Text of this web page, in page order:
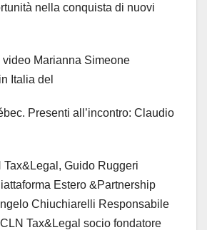
nella conquista di nuovi
video Marianna Simeone
Italia del
Presenti all’incontro: Claudio
Tax&Legal, Guido Ruggeri
Estero &Partnership
Chiuchiarelli Responsabile
Tax&Legal socio fondatore